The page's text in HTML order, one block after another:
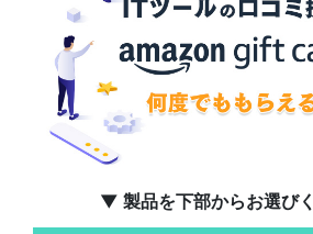
▼ 製品を下部からお選び